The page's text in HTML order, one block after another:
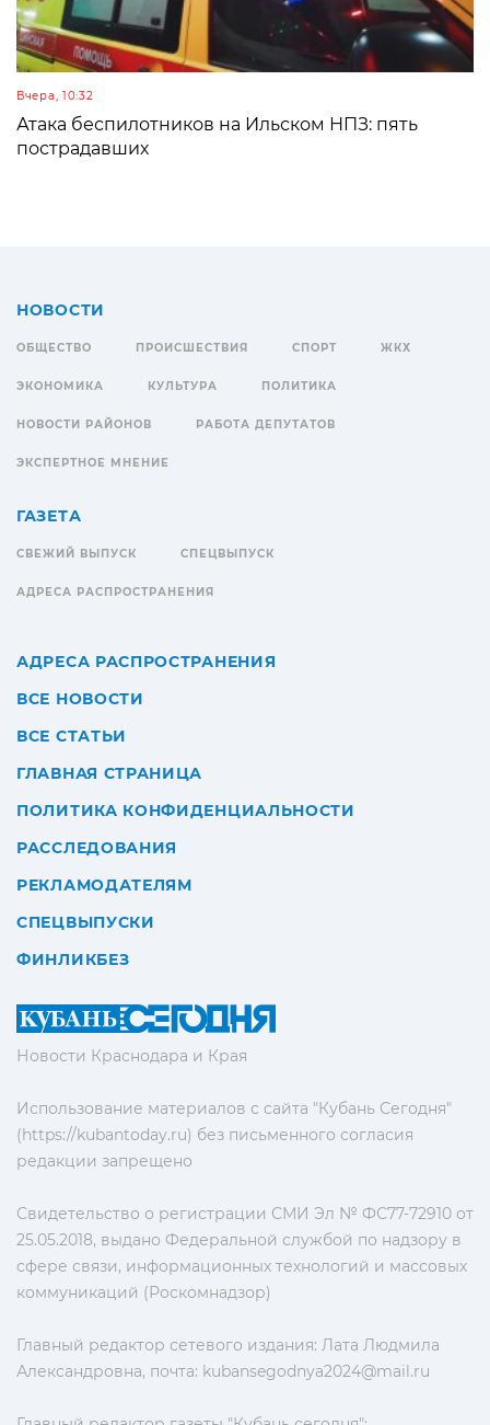
Вчера, 10:32
Атака беспилотников на Ильском НПЗ: пять
пострадавших
Новости Краснодара и Края
Использование материалов с сайта "Кубань Сегодня"
(https://kubantoday.ru) без письменного согласия
редакции запрещено
Свидетельство о регистрации СМИ Эл № ФС77-72910 от
25.05.2018, выдано Федеральной службой по надзору в
сфере связи, информационных технологий и массовых
коммуникаций (Роскомнадзор)
Главный редактор сетевого издания: Лата Людмила
Александровна, почта: kubansegodnya2024@mail.ru
НОВОСТИ
ОБЩЕСТВО ПРОИСШЕСТВИЯ СПОРТ ЖКХ
ЭКОНОМИКА КУЛЬТУРА ПОЛИТИКА
НОВОСТИ РАЙОНОВ РАБОТА ДЕПУТАТОВ
ЭКСПЕРТНОЕ МНЕНИЕ
ГАЗЕТА
СВЕЖИЙ ВЫПУСК СПЕЦВЫПУСК
АДРЕСА РАСПРОСТРАНЕНИЯ
АДРЕСА РАСПРОСТРАНЕНИЯ
ВСЕ НОВОСТИ
ВСЕ СТАТЬИ
ГЛАВНАЯ СТРАНИЦА
ПОЛИТИКА КОНФИДЕНЦИАЛЬНОСТИ
РАССЛЕДОВАНИЯ
РЕКЛАМОДАТЕЛЯМ
СПЕЦВЫПУСКИ
ФИНЛИКБЕЗ